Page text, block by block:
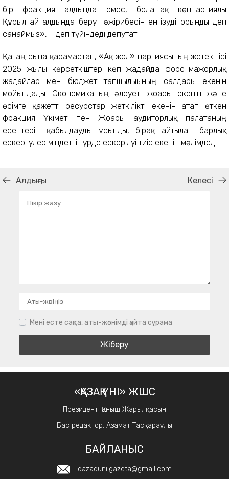
бір фракция алдында емес, болашақ көппартиялы
Құрылтай алдында беру тәжірибесін енгізуді орынды деп
санаймыз», – деп түйіндеді депутат.
Қатаң сынға қарамастан, «Ақ жол» партиясының жетекшісі
2025 жылғы көрсеткіштер көп жағдайда форс-мажорлық
жағдайлар мен бюджет тапшылығының салдары екенін
мойындады. Экономиканың әлеуеті жоғары екенін және
өсімге қажетті ресурстар жеткілікті екенін атап өткен
фракция Үкімет пен Жоғары аудиторлық палатаның
есептерін қабылдауды ұсынды, бірақ айтылған барлық
ескертулер міндетті түрде ескерілуі тиіс екенін мәлімдеді.
Алдыңғы Келесі
Мені есте сақта, аты-жөнімді қайта сұрама
«ҚАЗАҚ ҮНІ» ЖШС
Президент: Қаныш Жарылқасын
Бас редактор: Азамат Тасқараұлы
БАЙЛАНЫС
qazaquni.gazeta@gmail.com